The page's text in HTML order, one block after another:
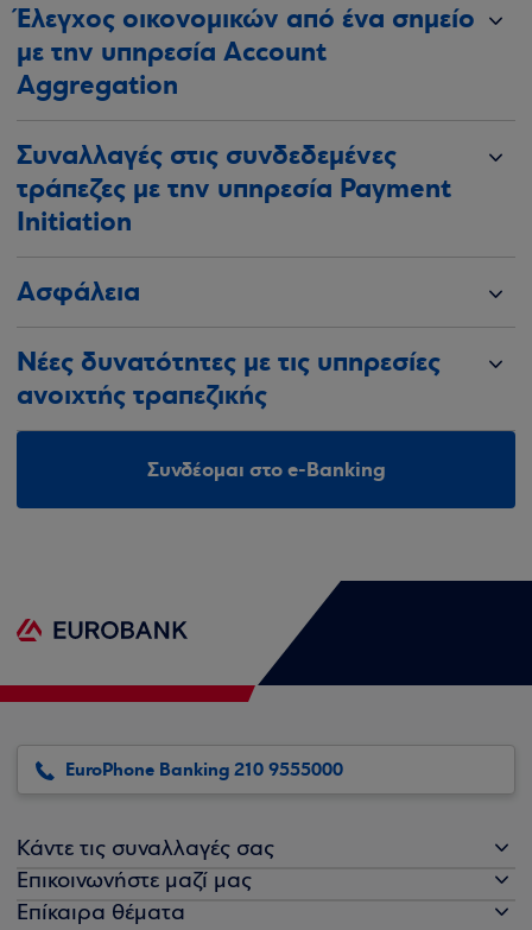
Έλεγχος οικονομικών από ένα σημείο
με την υπηρεσία Account
Aggregation
Συναλλαγές στις συνδεδεμένες
τράπεζες με την υπηρεσία Payment
Initiation
Ασφάλεια
Νέες δυνατότητες με τις υπηρεσίες
ανοιχτής τραπεζικής
Συνδέομαι στο e-Banking
EuroPhone Banking 210 9555000
Κάντε τις συναλλαγές σας
Επικοινωνήστε μαζί μας
Επίκαιρα θέματα